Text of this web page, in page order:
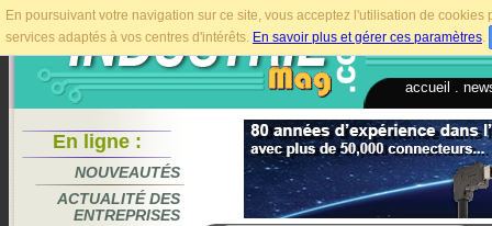
En poursuivant votre navigation sur ce site, vous acceptez l'utilisation de
services adaptés à vos centres d'intérêts. En savoir plus et gérer ces paramètres.
accueil
En ligne :
NOUVEAUTÉS
ACTUALITÉ DES
ENTREPRISES